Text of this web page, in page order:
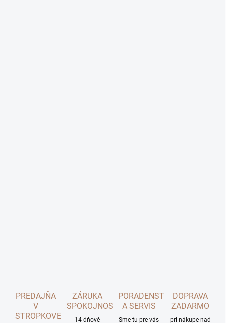
PREDAJŇA
V
STROPKOVE
ZÁRUKA
SPOKOJNOSTI
14-dňové
PORADENSTVO
A SERVIS
Sme tu pre vás
DOPRAVA
ZADARMO
pri nákupe nad